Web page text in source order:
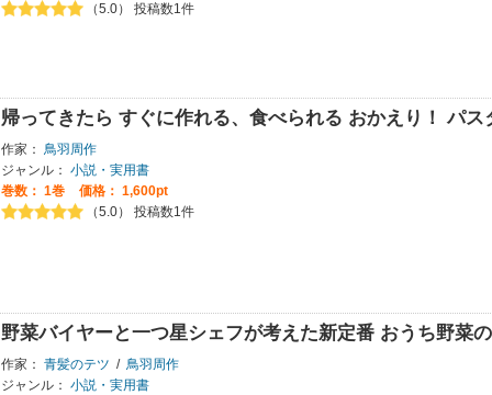
（5.0） 投稿数1件
帰ってきたら すぐに作れる、食べられる おかえり！ パス
作家： 鳥羽周作
ジャンル： 小説・実用書
巻数： 1巻
価格： 1,600pt
（5.0） 投稿数1件
野菜バイヤーと一つ星シェフが考えた新定番 おうち野菜
作家： 青髪のテツ / 鳥羽周作
ジャンル： 小説・実用書